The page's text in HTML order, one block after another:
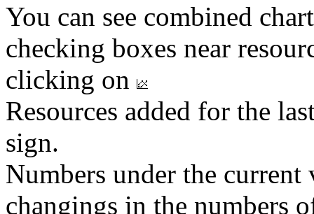
You can see combined
checking boxes near
clicking on
Resources added for the
sign.
Numbers under the
changings in the numbers